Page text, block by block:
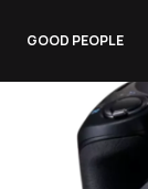
to
content
GOOD PEOPLE